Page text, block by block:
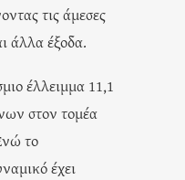
τις άμεσες
άλλα έξοδα.
έλλειμμα 11,1
στον τομέα
το
έχει